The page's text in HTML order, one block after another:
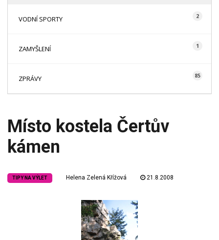
VODNÍ SPORTY 2
ZAMYŠLENÍ 1
ZPRÁVY 85
Místo kostela Čertův
kámen
TIPY NA VÝLET Helena Zelená Křížová 21.8.2008